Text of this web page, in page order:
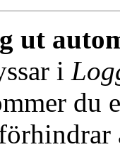
ut
i
du